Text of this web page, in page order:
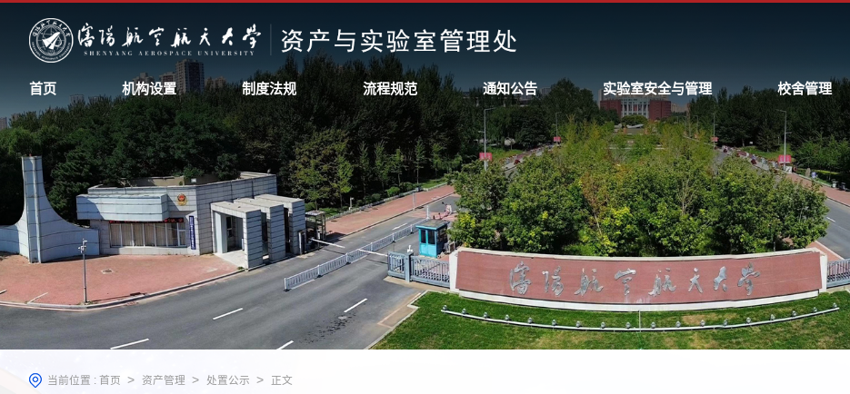
首页 机构设置 制度法规 流程规范 通知公告 实验室安全与管理 校舍管理
当前位置 :首页 > 资产管理 > 处置公示 > 正文